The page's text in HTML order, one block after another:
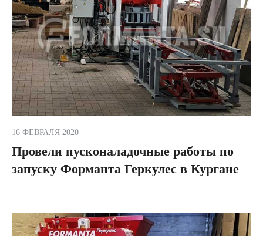
16 ФЕВРАЛЯ 2020
Провели пусконаладочные работы по
запуску Форманта Геркулес в Кургане